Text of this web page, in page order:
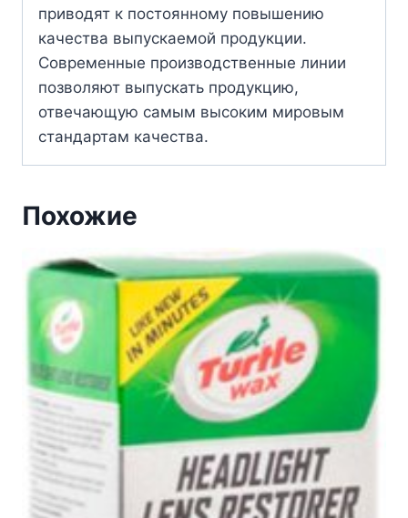
приводят к постоянному повышению
качества выпускаемой продукции.
Современные производственные линии
позволяют выпускать продукцию,
отвечающую самым высоким мировым
стандартам качества.
Похожие